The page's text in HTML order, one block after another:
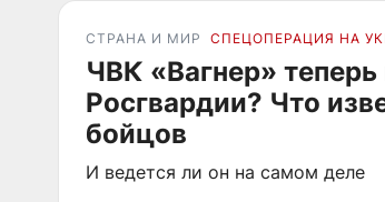
СТРАНА И МИР СПЕЦОПЕРАЦИЯ НА
ЧВК «Вагнер»
Росгвардии? Что
бойцов
И ведется ли он на самом деле